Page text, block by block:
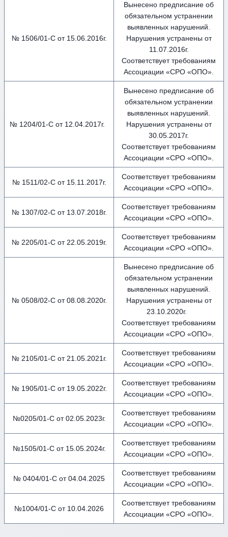
№ 1506/01-С от 15.06.2016г.
Вынесено предписание об
обязательном устранении
выявленных нарушений.
Нарушения устранены от
11.07.2016г.
Соответствует требованиям
Ассоциации «СРО «ОПО».
№ 1204/01-С от 12.04.2017г.
Вынесено предписание об
обязательном устранении
выявленных нарушений.
Нарушения устранены от
30.05.2017г.
Соответствует требованиям
Ассоциации «СРО «ОПО».
№ 1511/02-С от 15.11.2017г.
Соответствует требованиям
Ассоциации «СРО «ОПО».
№ 1307/02-С от 13.07.2018г.
Соответствует требованиям
Ассоциации «СРО «ОПО».
№ 2205/01-С от 22.05.2019г.
Соответствует требованиям
Ассоциации «СРО «ОПО».
№ 0508/02-С от 08.08.2020г.
Вынесено предписание об
обязательном устранении
выявленных нарушений.
Нарушения устранены от
23.10.2020г.
Соответствует требованиям
Ассоциации «СРО «ОПО».
№ 2105/01-С от 21.05.2021г.
Соответствует требованиям
Ассоциации «СРО «ОПО».
№ 1905/01-С от 19.05.2022г.
Соответствует требованиям
Ассоциации «СРО «ОПО».
№0205/01-С от 02.05.2023г.
Соответствует требованиям
Ассоциации «СРО «ОПО».
№1505/01-С от 15.05.2024г.
Соответствует требованиям
Ассоциации «СРО «ОПО».
№ 0404/01-С от 04.04.2025
Соответствует требованиям
Ассоциации «СРО «ОПО».
№1004/01-С от 10.04.2026
Соответствует требованиям
Ассоциации «СРО «ОПО».